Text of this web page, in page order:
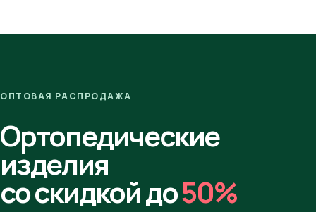
ОПТОВАЯ РАСПРОДАЖА
Ортопедические
изделия
со скидкой до50%